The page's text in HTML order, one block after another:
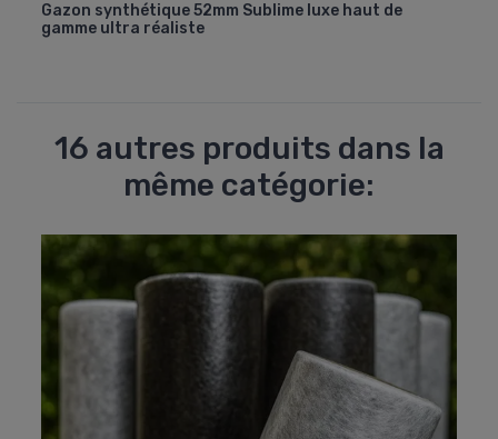
Gazon synthétique 52mm Sublime luxe haut de
gamme ultra réaliste
16 autres produits dans la
même catégorie: